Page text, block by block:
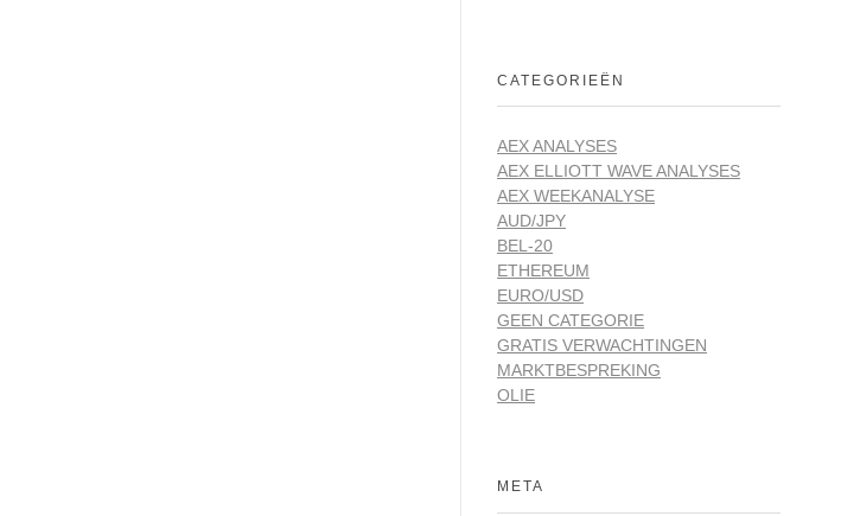
CATEGORIEËN
AEX ANALYSES
AEX ELLIOTT WAVE ANALYSES
AEX WEEKANALYSE
AUD/JPY
BEL-20
ETHEREUM
EURO/USD
GEEN CATEGORIE
GRATIS VERWACHTINGEN
MARKTBESPREKING
OLIE
META